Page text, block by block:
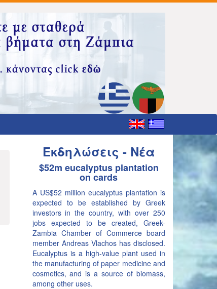
Εκδηλώσεις - Νέα
$52m eucalyptus plantation
on cards
A US$52 million eucalyptus plantation is
expected to be established by Greek
investors in the country, with over 250
jobs expected to be created, Greek-
Zambia Chamber of Commerce board
member Andreas Vlachos has disclosed.
Eucalyptus is a high-value plant used in
the manufacturing of paper medicine and
cosmetics, and is a source of biomass,
among other uses.